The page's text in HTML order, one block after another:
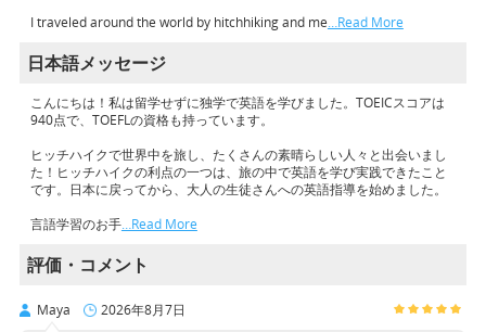
I traveled around the world by hitchhiking and me…Read More
日本語メッセージ
こんにちは！私は留学せずに独学で英語を学びました。TOEICスコアは
940点で、TOEFLの資格も持っています。
ヒッチハイクで世界中を旅し、たくさんの素晴らしい人々と出会いまし
た！ヒッチハイクの利点の一つは、旅の中で英語を学び実践できたこと
です。日本に戻ってから、大人の生徒さんへの英語指導を始めました。
言語学習のお手…Read More
評価・コメント
Maya 2026年8月7日